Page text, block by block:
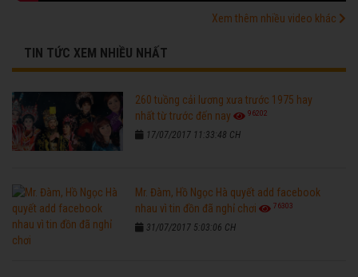
Xem thêm nhiều video khác
TIN TỨC XEM NHIỀU NHẤT
260 tuồng cải lương xưa trước 1975 hay
nhất từ trước đến nay
96202
17/07/2017 11:33:48 CH
Mr. Đàm, Hồ Ngọc Hà quyết add facebook
nhau vì tin đồn đã nghỉ chơi
76303
31/07/2017 5:03:06 CH